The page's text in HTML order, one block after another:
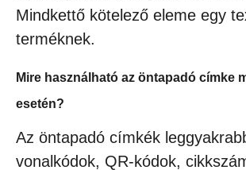
Mindkettő kötelező eleme egy
terméknek.
Mire használható az öntapadó címke
esetén?
Az öntapadó címkék
vonalkódok, QR-kódok,